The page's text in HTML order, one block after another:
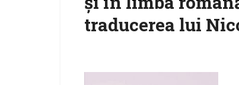
traducerea lui